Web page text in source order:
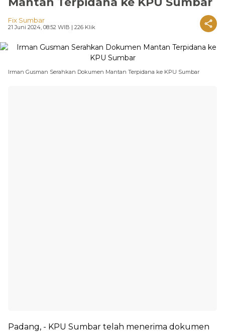
Fix Sumbar
21 Juni 2024, 08:52 WIB | 226 Klik
Irman Gusman Serahkan Dokumen Mantan Terpidana ke KPU Sumbar
Padang, - KPU Sumbar telah menerima dokumen